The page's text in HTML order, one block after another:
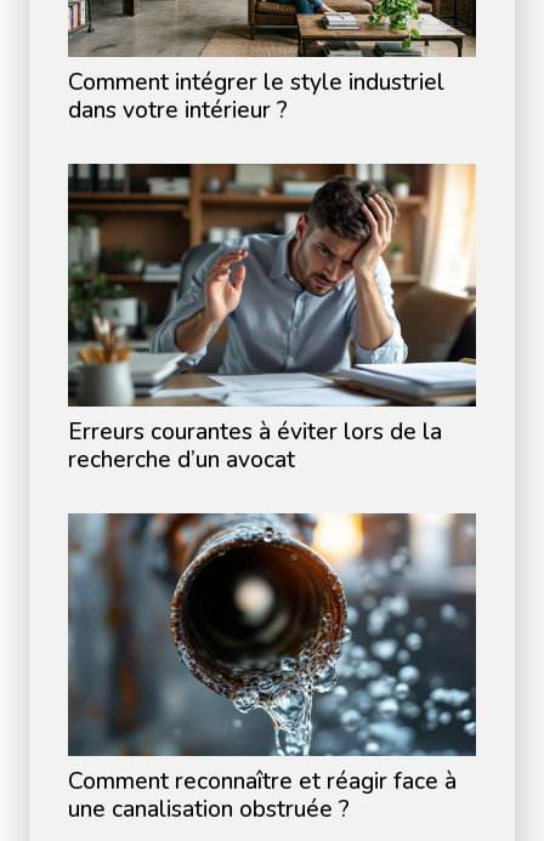
Comment intégrer le style industriel
dans votre intérieur ?
Erreurs courantes à éviter lors de la
recherche d’un avocat
Comment reconnaître et réagir face à
une canalisation obstruée ?